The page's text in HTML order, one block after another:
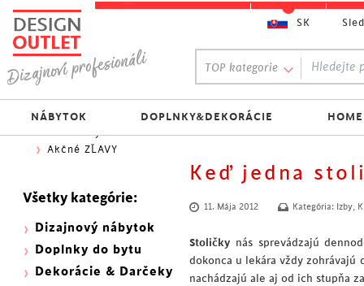
Keď jedna
11. Mája 2012 Kategória: Izby,
Stoličky nás sprevádzajú
dokonca u lekára vždy
nachádzajú ale aj od ich stupňa
Obľúbený výber:
300 NOVINEK
333 BESTSELLERŮ
Najlacnejšie do 70€
Skladovky
Akčné ZĽAVY
Všetky kategórie:
Dizajnový nábytok
Doplnky do bytu
Dekorácie & Darčeky
TOP kategorie
NÁBYTOK DOPLNKY&DEKORÁCIE
SK